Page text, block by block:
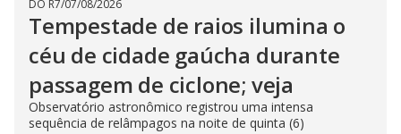
DO R7/07/08/2026
Tempestade de raios ilumina o
céu de cidade gaúcha durante
passagem de ciclone; veja
Observatório astronômico registrou uma intensa
sequência de relâmpagos na noite de quinta (6)